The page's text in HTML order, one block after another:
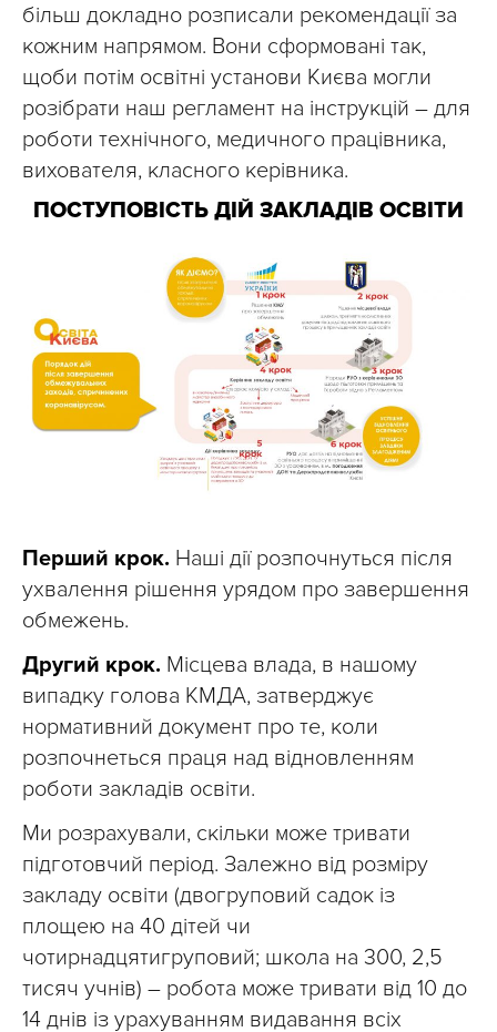
більш докладно розписали рекомендації за
кожним напрямом. Вони сформовані так,
щоби потім освітні установи Києва могли
розібрати наш регламент на інструкцій – для
роботи технічного, медичного працівника,
вихователя, класного керівника.
ПОСТУПОВІСТЬ ДІЙ ЗАКЛАДІВ ОСВІТИ
Перший крок. Наші дії розпочнуться після
ухвалення рішення урядом про завершення
обмежень.
Другий крок. Місцева влада, в нашому
випадку голова КМДА, затверджує
нормативний документ про те, коли
розпочнеться праця над відновленням
роботи закладів освіти.
Ми розрахували, скільки може тривати
підготовчий період. Залежно від розміру
закладу освіти (двогруповий садок із
площею на 40 дітей чи
чотирнадцятигруповий; школа на 300, 2,5
тисяч учнів) – робота може тривати від 10 до
14 днів із урахуванням видавання всіх